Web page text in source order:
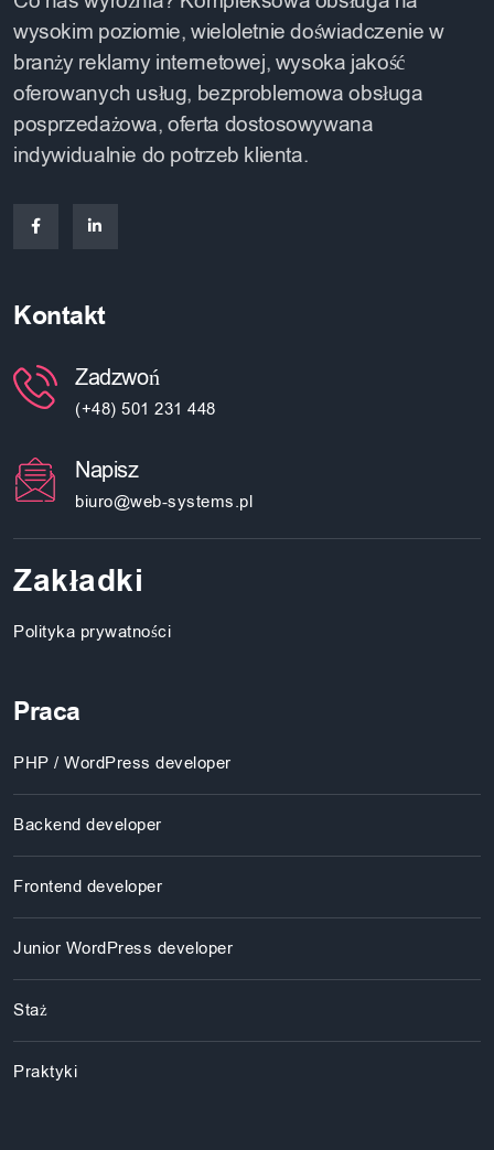
wysokim poziomie, wieloletnie doświadczenie w
branży reklamy internetowej, wysoka jakość
oferowanych usług, bezproblemowa obsługa
posprzedażowa, oferta dostosowywana
indywidualnie do potrzeb klienta.
Kontakt
Zadzwoń
(+48) 501 231 448
Napisz
biuro@web-systems.pl
Zakładki
Polityka prywatności
Praca
PHP / WordPress developer
Backend developer
Frontend developer
Junior WordPress developer
Staż
Praktyki